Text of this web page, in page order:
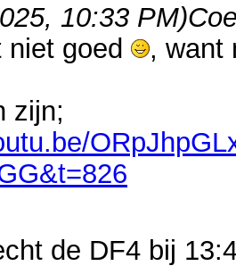
10:33 PM)
niet goed
, want
zijn;
de DF4 bij